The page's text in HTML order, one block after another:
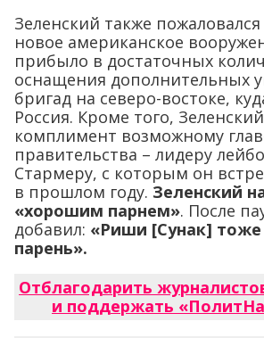
Зеленский также
новое американское
прибыло в достаточных
оснащения дополнительных
бригад на северо-востоке,
Россия. Кроме того,
комплимент возможному
правительства – лидеру
Стармеру, с которым он
в прошлом году. Зеленский
«хорошим парнем». После
добавил: «Риши [Сунак]
парень».
Отблагодарить
и поддержать